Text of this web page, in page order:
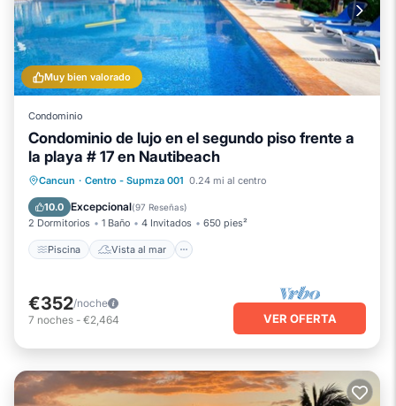
Muy bien valorado
Condominio
Condominio de lujo en el segundo piso frente a
la playa # 17 en Nautibeach
Cancun · Centro - Supmza 001 0.24 mi al centro
10.0 Excepcional(97 Reseñas)
2 Dormitorios 1 Baño 4 Invitados 650 pies²
Piscina Vista al mar
Piscina
Vista al mar
Balcón/Terraza
€352/noche
7 noches - €2,464 VER OFERTA